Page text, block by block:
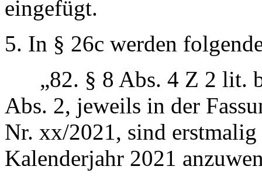
eingefügt.
5. In § 26c werden
„82. § 8 Abs. 4 Z 2 lit. b
Abs. 2, jeweils in der
Nr. xx/2021, sind
Kalenderjahr 2021